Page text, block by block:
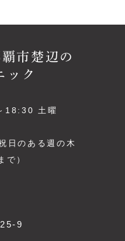
市楚辺の
ック
18:30 土曜
日のある週の木
）
9